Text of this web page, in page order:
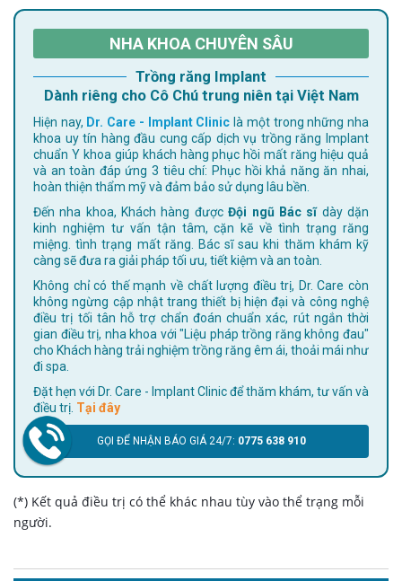
NHA KHOA CHUYÊN SÂU
Trồng răng Implant
Dành riêng cho Cô Chú trung niên tại Việt Nam
Hiện nay, Dr. Care - Implant Clinic là một trong những nha
khoa uy tín hàng đầu cung cấp dịch vụ trồng răng Implant
chuẩn Y khoa giúp khách hàng phục hồi mất răng hiệu quả
và an toàn đáp ứng 3 tiêu chí: Phục hồi khả năng ăn nhai,
hoàn thiện thẩm mỹ và đảm bảo sử dụng lâu bền.
Đến nha khoa, Khách hàng đượcĐội ngũ Bác sĩdày dặn
kinh nghiệm tư vấn tận tâm, cặn kẽ về tình trạng răng
miệng. tình trạng mất răng. Bác sĩ sau khi thăm khám kỹ
càng sẽ đưa ra giải pháp tối ưu, tiết kiệm và an toàn.
Không chỉ có thế mạnh về chất lượng điều trị, Dr. Care còn
không ngừng cập nhật trang thiết bị hiện đại và công nghệ
điều trị tối tân hỗ trợ chẩn đoán chuẩn xác, rút ngắn thời
gian điều trị, nha khoa với "Liệu pháp trồng răng không đau"
cho Khách hàng trải nghiệm trồng răng êm ái, thoải mái như
đi spa.
Đặt hẹn với Dr. Care - Implant Clinic để thăm khám, tư vấn và
điều trị. Tại đây
GỌI ĐỂ NHẬN BÁO GIÁ 24/7: 0775 638 910
(*) Kết quả điều trị có thể khác nhau tùy vào thể trạng mỗi
người.